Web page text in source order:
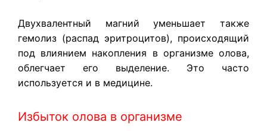
Двухвалентный магний уменьшает также
гемолиз (распад эритроцитов), происходящий
под влиянием накопления в организме олова,
облегчает его выделение. Это часто
используется и в медицине.
Избыток олова в организме